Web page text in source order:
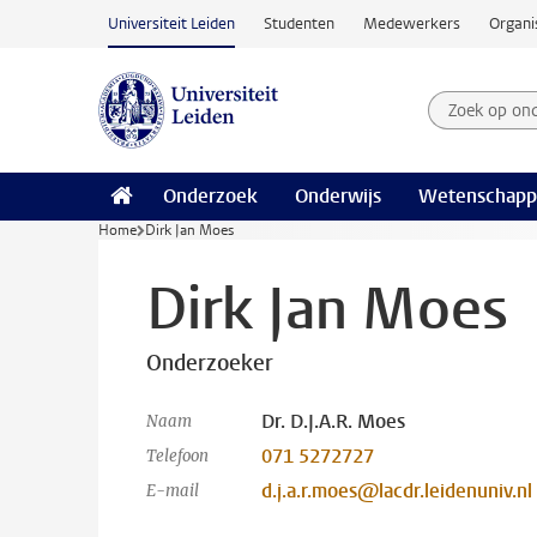
Ga naar hoofdinhoud
Universiteit Leiden Studenten Medewerkers
Zoek op
Zoekterm
Onderzoek Onderwijs
Home Dirk Jan Moes
Dirk Jan Moes
Onderzoeker
Naam Dr. D.J.A.R. Moes
Telefoon 071 5272727
E-mail d.j.a.r.moes@lacdr.leidenuniv.nl